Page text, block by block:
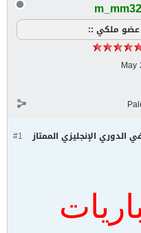
m_mm32
ملكي ::
May
#1 الدوري الإنجليزي الممتاز